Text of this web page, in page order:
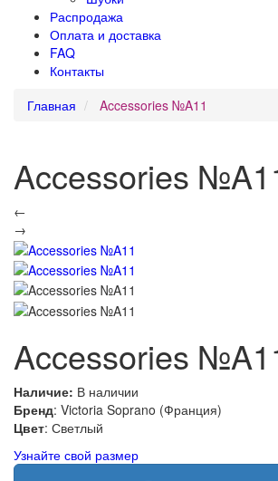
Распродажа
Оплата и доставка
FAQ
Контакты
Главная
Accessories №A11
Accessories
←
→
Accessories
Наличие: В наличии
Бренд: Victoria Soprano (Франция)
Цвет: Светлый
Узнайте свой размер